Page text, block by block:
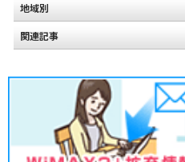
地域別
北海道
甲信越
北陸
関連記事
2020年1月(2)
2019年12月(2)
2019年11月(2)